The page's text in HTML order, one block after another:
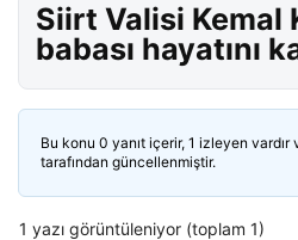
Siirt Valisi Kemal
babası hayatını
Bu konu 0 yanıt içerir, 1 izleyen vardır
tarafından güncellenmiştir.
1 yazı görüntüleniyor (toplam 1)